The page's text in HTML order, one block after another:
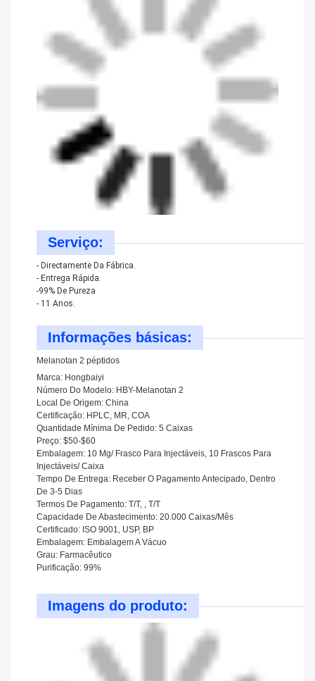
Serviço:
- Directamente Da Fábrica.
- Entrega Rápida.
-99% De Pureza
- 11 Anos.
Informações básicas:
Melanotan 2 péptidos
Marca: Hongbaiyi
Número Do Modelo: HBY-Melanotan 2
Local De Origem: China
Certificação: HPLC, MR, COA
Quantidade Mínima De Pedido: 5 Caixas
Preço: $50-$60
Embalagem: 10 Mg/ Frasco Para Injectáveis, 10 Frascos Para
Injectáveis/ Caixa
Tempo De Entrega: Receber O Pagamento Antecipado, Dentro
De 3-5 Dias
Termos De Pagamento: T/T, , T/T
Capacidade De Abastecimento: 20.000 Caixas/mês
Certificado: ISO 9001, USP, BP
Embalagem: Embalagem A Vácuo
Grau: Farmacêutico
Purificação: 99%
Imagens do produto: